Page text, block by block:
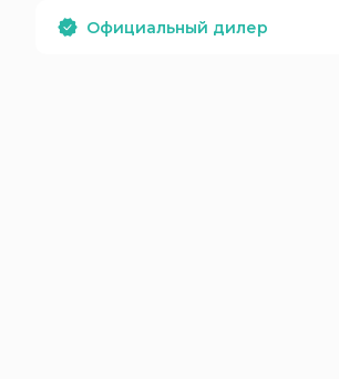
Официальный дилер